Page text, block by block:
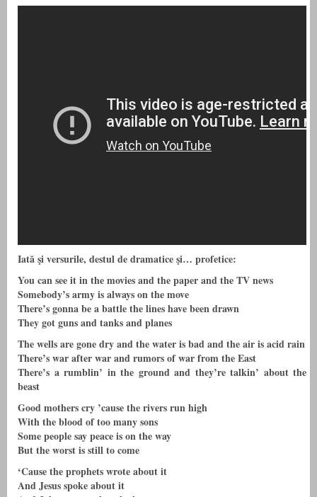
Iată şi versurile, destul de dramatice şi… profetice:
You can see it in the movies and the paper and the TV news
Somebody’s army is always on the move
There’s gonna be a battle the lines have been drawn
They got guns and tanks and planes
The wells are gone dry and the water is bad and the air is acid rain
There’s war after war and rumors of war from the East
There’s a rumblin’ in the ground and they’re talkin’ about the
beast
Good mothers cry ’cause the rivers run high
With the blood of too many sons
Some people say peace is on the way
But the worst is still to come
‘Cause the prophets wrote about it
And Jesus spoke about it